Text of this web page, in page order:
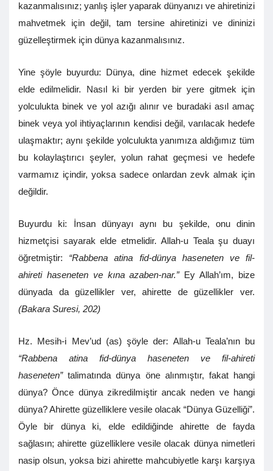
kazanmalısınız; yanlış işler yaparak dünyanızı ve ahiretinizi
mahvetmek için değil, tam tersine ahiretinizi ve dininizi
güzelleştirmek için dünya kazanmalısınız.
Yine şöyle buyurdu: Dünya, dine hizmet edecek şekilde
elde edilmelidir. Nasıl ki bir yerden bir yere gitmek için
yolculukta binek ve yol azığı alınır ve buradaki asıl amaç
binek veya yol ihtiyaçlarının kendisi değil, varılacak hedefe
ulaşmaktır; aynı şekilde yolculukta yanımıza aldığımız tüm
bu kolaylaştırıcı şeyler, yolun rahat geçmesi ve hedefe
varmamız içindir, yoksa sadece onlardan zevk almak için
değildir.
Buyurdu ki: İnsan dünyayı aynı bu şekilde, onu dinin
hizmetçisi sayarak elde etmelidir. Allah-u Teala şu duayı
öğretmiştir: “Rabbena atina fid-dünya haseneten ve fil-
ahireti haseneten ve kına azaben-nar.” Ey Allah’ım, bize
dünyada da güzellikler ver, ahirette de güzellikler ver.
(Bakara Suresi, 202)
Hz. Mesih-i Mev’ud (as) şöyle der: Allah-u Teala’nın bu
“Rabbena atina fid-dünya haseneten ve fil-ahireti
haseneten”talimatında dünya öne alınmıştır, fakat hangi
dünya? Önce dünya zikredilmiştir ancak neden ve hangi
dünya? Ahirette güzelliklere vesile olacak “Dünya Güzelliği”.
Öyle bir dünya ki, elde edildiğinde ahirette de fayda
sağlasın; ahirette güzelliklere vesile olacak dünya nimetleri
nasip olsun, yoksa bizi ahirette mahcubiyetle karşı karşıya